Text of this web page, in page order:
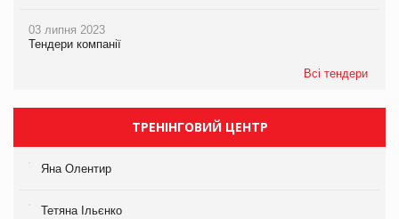
03 липня 2023
Тендери компанії
Всі тендери
ТРЕНІНГОВИЙ ЦЕНТР
Яна Олентир
Тетяна Ільєнко